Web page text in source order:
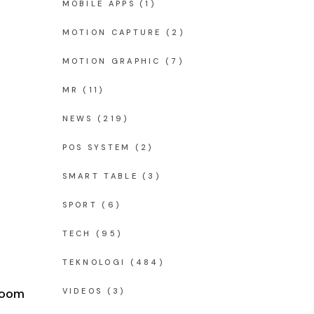
MOBILE APPS (1)
MOTION CAPTURE (2)
MOTION GRAPHIC (7)
MR (11)
NEWS (219)
POS SYSTEM (2)
SMART TABLE (3)
SPORT (6)
TECH (95)
TEKNOLOGI (484)
VIDEOS (3)